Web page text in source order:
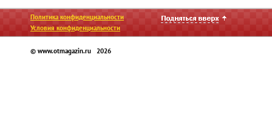
Политика конфиденциальности
Условия конфиденциальности
© www.otmagazin.ru 2026